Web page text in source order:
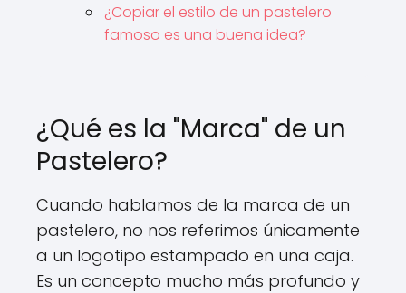
¿Copiar el estilo de un pastelero
famoso es una buena idea?
¿Qué es la "Marca" de un
Pastelero?
Cuando hablamos de la marca de un
pastelero, no nos referimos únicamente
a un logotipo estampado en una caja.
Es un concepto mucho más profundo y